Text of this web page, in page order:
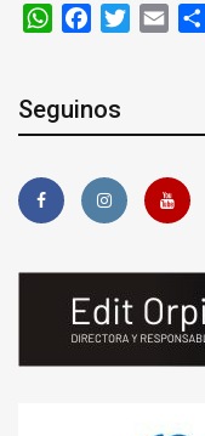
WhatsApp
FacebookTwitter
Email
Seguinos